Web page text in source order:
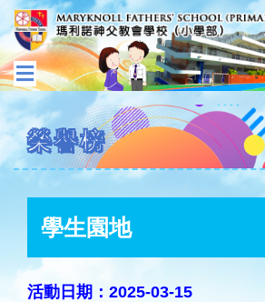
榮譽榜
學生園地
活動日期：2025-03-15